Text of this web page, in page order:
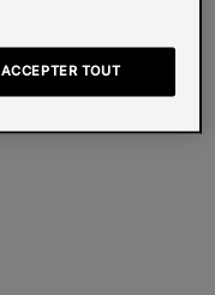
ACCEPTER TOUT